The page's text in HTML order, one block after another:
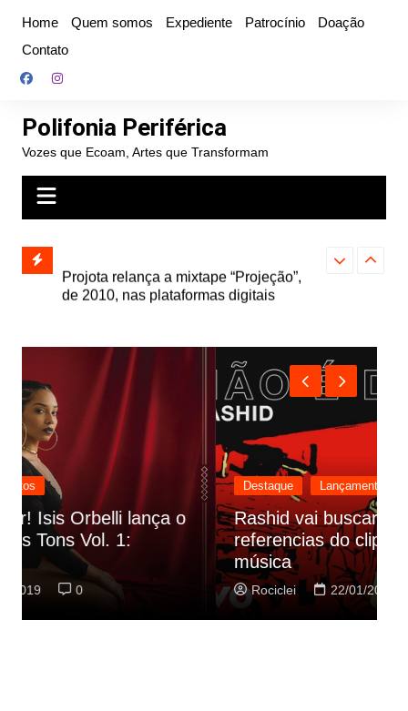
conteúdo
Home Quem somos Expediente Patrocínio
Doação
Contato
Polifonia Periférica
Vozes que Ecoam, Artes que Transformam
e abre
autoral,
de 2010, nas plataformas digitais
Farofa
Destaque
Rashid vai buscar nos HQs as
referencias do clipe de sua nova
música
Rociclei 0